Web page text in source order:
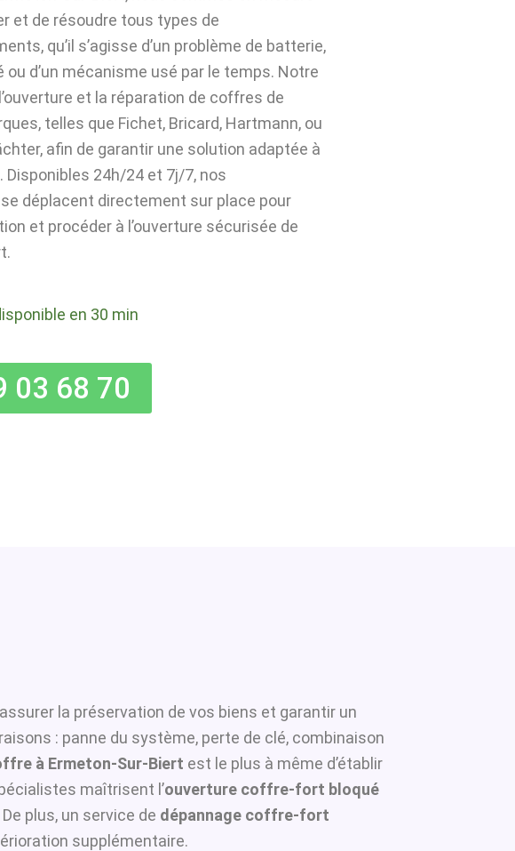
et de résoudre tous types de
qu’il s’agisse d’un problème de batterie,
ou d’un mécanisme usé par le temps. Notre
et la réparation de coffres de
telles que Fichet, Bricard, Hartmann, ou
afin de garantir une solution adaptée à
Disponibles 24h/24 et 7j/7, nos
déplacent directement sur place pour
et procéder à l’ouverture sécurisée de
en 30 min
03 68 70
la préservation de vos biens et garantir un
: panne du système, perte de clé, combinaison
à Ermeton-Sur-Biert est le plus à même d’établir
maîtrisent l’ouverture coffre-fort bloqué
plus, un service de dépannage coffre-fort
supplémentaire.